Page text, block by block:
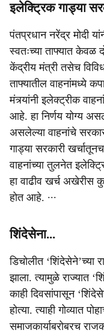
इलेक्ट्रिक गाड्या
पंतप्रधान नरेंद्र मोदी
स्वतःच्या ताफ्यात केवळ
केंद्रीय मंत्री तसेच
ताफ्यातील वाहनांमध्ये
मंत्र्यांनी इलेक्ट्रीक
आहे. हा निर्णय योग्य
असलेल्या वाहनांचे
गाड्या सरकारी
वाहनांच्या तुलनेत
हा वाढीव खर्च अखेरीस
होत आहे. ∙∙∙
शिंदेसेना...
डिचोलीत ‘शिंदेसेने’च्या
झाला. त्यामुळे राज्यात
काही दिवसांपासून
होत्या. त्याही गोव्यात
समाजकार्याबरोबरच